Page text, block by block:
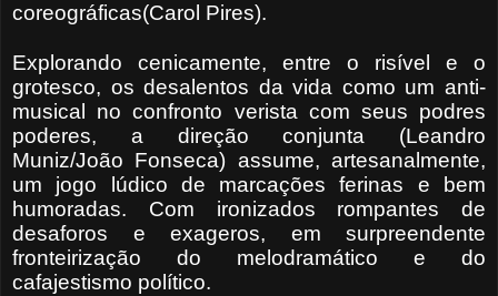
coreográficas(Carol Pires).
Explorando cenicamente, entre o risível e o
grotesco, os desalentos da vida como um anti-
musical no confronto verista com seus podres
poderes, a direção conjunta (Leandro
Muniz/João Fonseca) assume, artesanalmente,
um jogo lúdico de marcações ferinas e bem
humoradas. Com ironizados rompantes de
desaforos e exageros, em surpreendente
fronteirização do melodramático e do
cafajestismo político.